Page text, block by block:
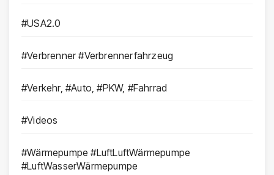
#USA2.0
#Verbrenner #Verbrennerfahrzeug
#Verkehr, #Auto, #PKW, #Fahrrad
#Videos
#Wärmepumpe #LuftLuftWärmepumpe
#LuftWasserWärmepumpe